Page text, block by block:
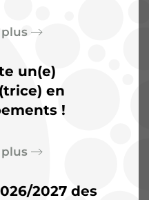
qu’une
un terrain
plus
un(e)
en
!
plus
2027 des